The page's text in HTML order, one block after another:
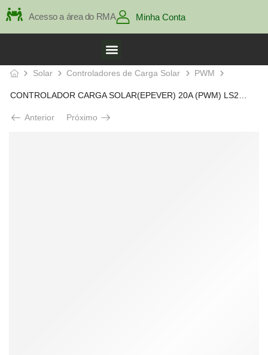
Acesso a área do RMA Minha Conta
Solar Controladores de Carga Solar PWM
Anterior Próximo